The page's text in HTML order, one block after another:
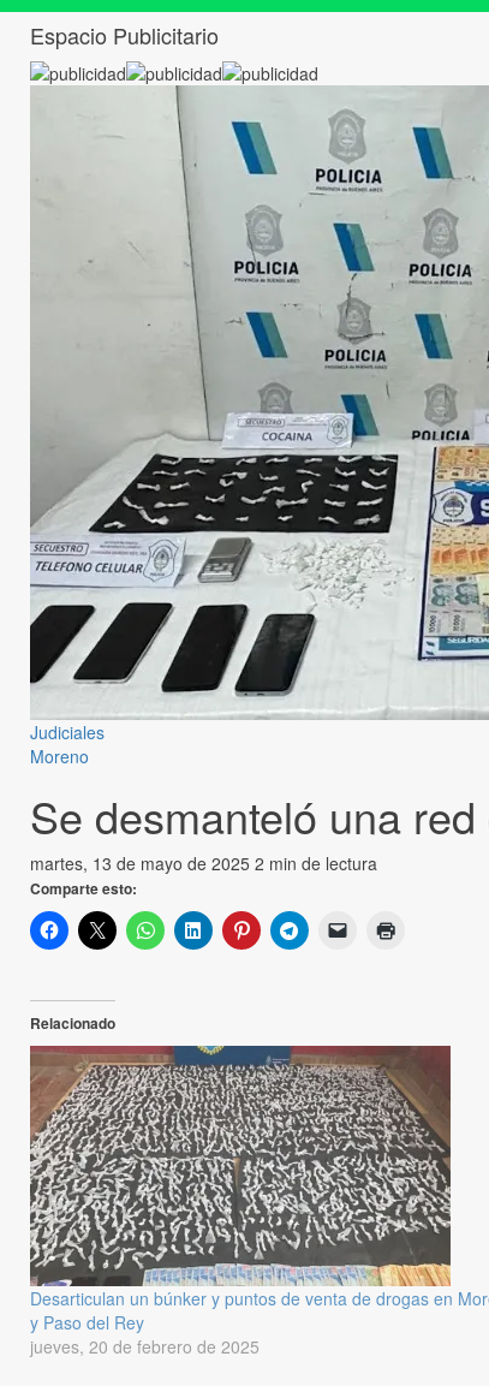
Espacio Publicitario
Judiciales
Moreno
Se desmanteló una
martes, 13 de mayo de 2025 2 min de lectura
Comparte esto:
Relacionado
Desarticulan un búnker y puntos de venta de drogas en
y Paso del Rey
jueves, 20 de febrero de 2025